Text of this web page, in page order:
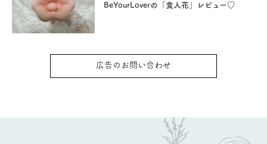
BeYourLoverの「食人花」レビュー♡
広告のお問い合わせ